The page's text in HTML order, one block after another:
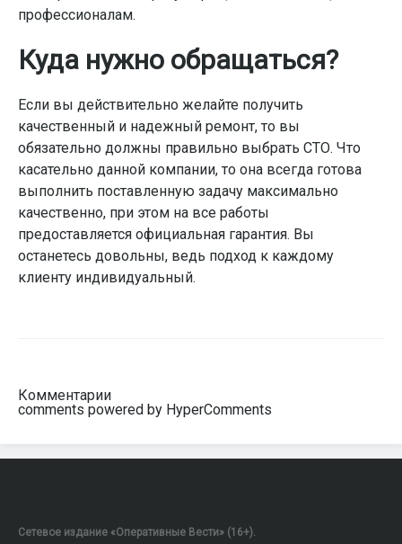
профессионалам.
Куда нужно обращаться?
Если вы действительно желайте получить
качественный и надежный ремонт, то вы
обязательно должны правильно выбрать СТО. Что
касательно данной компании, то она всегда готова
выполнить поставленную задачу максимально
качественно, при этом на все работы
предоставляется официальная гарантия. Вы
останетесь довольны, ведь подход к каждому
клиенту индивидуальный.
Комментарии
comments powered by HyperComments
Сетевое издание «Оперативные Вести» (16+).